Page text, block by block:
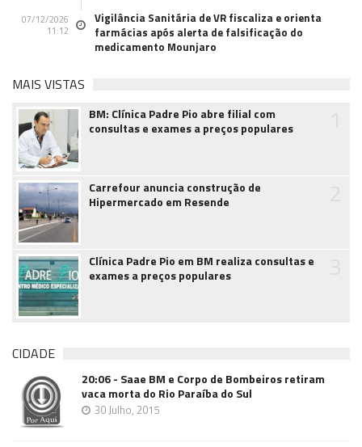
07/12/2026
11:12
Vigilância Sanitária de VR fiscaliza e orienta
farmácias após alerta de falsificação do
medicamento Mounjaro
MAIS VISTAS
BM: Clínica Padre Pio abre filial com
consultas e exames a preços populares
Carrefour anuncia construção de
Hipermercado em Resende
Clínica Padre Pio em BM realiza consultas e
exames a preços populares
CIDADE
20:06 - Saae BM e Corpo de Bombeiros retiram
vaca morta do Rio Paraíba do Sul
30 Julho, 2015